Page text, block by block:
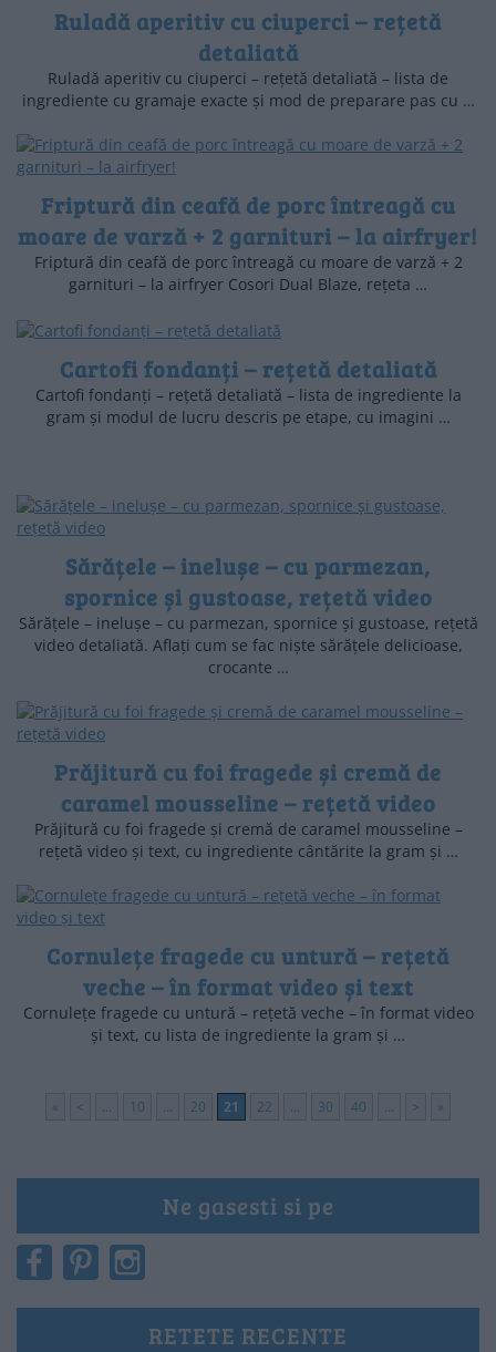
Ruladă aperitiv cu ciuperci – rețetă
detaliată
Ruladă aperitiv cu ciuperci – rețetă detaliată – lista de
ingrediente cu gramaje exacte și mod de preparare pas cu …
Friptură din ceafă de porc întreagă cu
moare de varză + 2 garnituri – la airfryer!
Friptură din ceafă de porc întreagă cu moare de varză + 2
garnituri – la airfryer Cosori Dual Blaze, rețeta …
Cartofi fondanți – rețetă detaliată
Cartofi fondanți – rețetă detaliată – lista de ingrediente la
gram și modul de lucru descris pe etape, cu imagini …
Sărățele – inelușe – cu parmezan,
spornice și gustoase, rețetă video
Sărățele – inelușe – cu parmezan, spornice și gustoase, rețetă
video detaliată. Aflați cum se fac niște sărățele delicioase,
crocante …
Prăjitură cu foi fragede și cremă de
caramel mousseline – rețetă video
Prăjitură cu foi fragede și cremă de caramel mousseline –
rețetă video și text, cu ingrediente cântărite la gram și …
Cornulețe fragede cu untură – rețetă
veche – în format video și text
Cornulețe fragede cu untură – rețetă veche – în format video
și text, cu lista de ingrediente la gram și …
« < ... 10 ... 20 21 22 ... 30 40 ... > »
Ne gasesti si pe
RETETE RECENTE